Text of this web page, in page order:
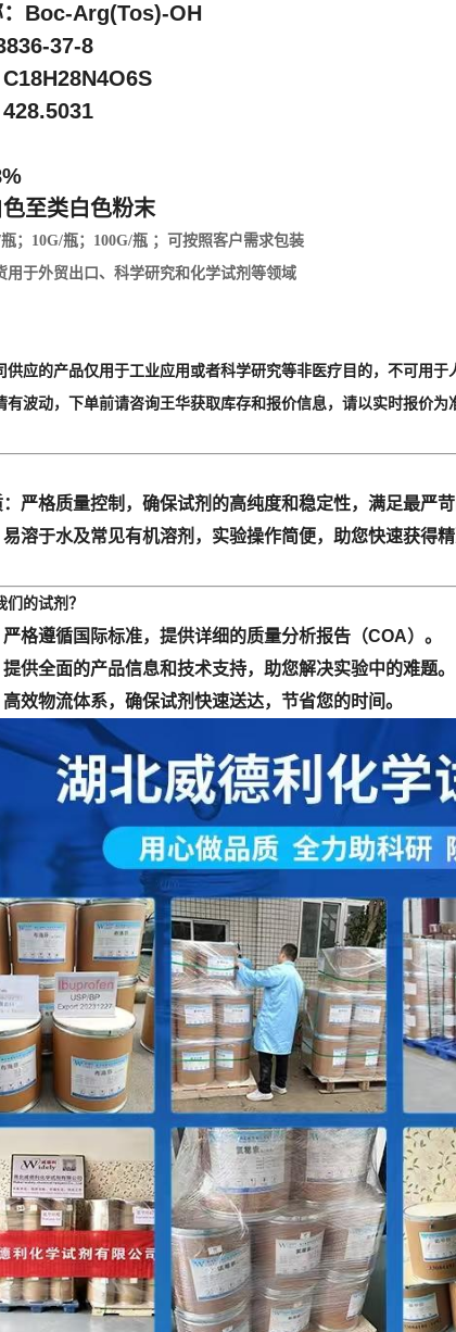
：Boc-Arg(Tos)-OH
37-8
至类白色粉末
；10G/瓶；100G/瓶 ；
可按照客户需求包装
用于外贸出口、科学研究和化学试剂等领域
供应的产品仅用于工业应用或者科学研究等非医疗目的，不可用于
有波动，下单前请咨询王华获取库存和报价信息，请以实时报价为
：严格质量控制，确保试剂的高纯度和稳定性，满足最严苛
溶于水及常见有机溶剂，实验操作简便，助您快速获得精
们 的试剂？
格遵循国际标准，提供详细的质量分析报告（COA）。
供全面的产品信息和技术支持，助您解决实验中的难题。
效物流体系，确保试剂快速送达，节省您的时间。